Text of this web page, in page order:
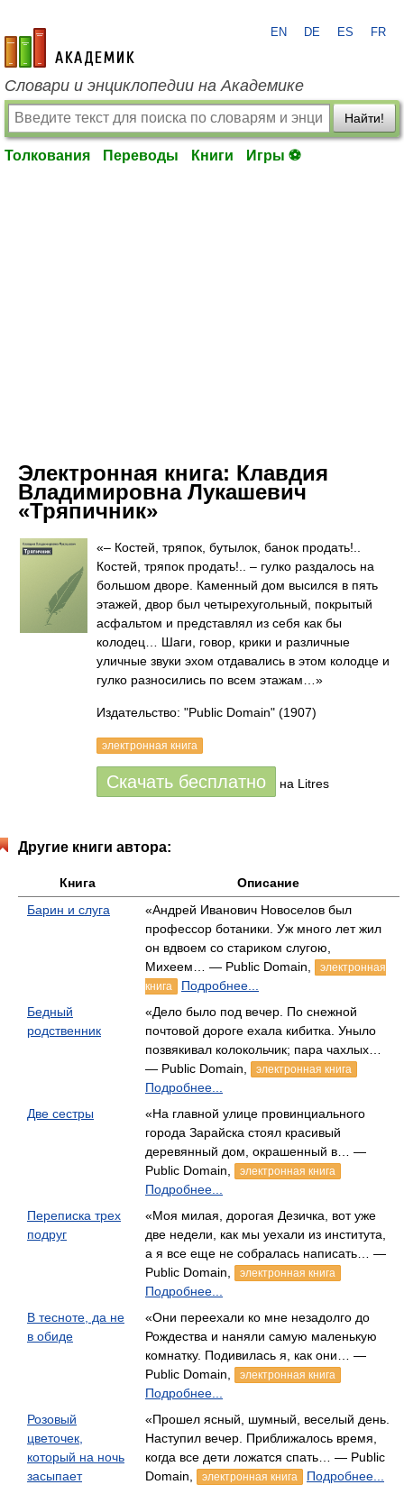
academic.ru
EN DE ES FR
Словари и энциклопедии на Академике
Найти!
Толкования Переводы Книги Игры ⚽
Электронная книга: Клавдия
Владимировна Лукашевич
«Тряпичник»
«– Костей, тряпок, бутылок, банок продать!..
Костей, тряпок продать!.. – гулко раздалось на
большом дворе. Каменный дом высился в пять
этажей, двор был четырехугольный, покрытый
асфальтом и представлял из себя как бы
колодец… Шаги, говор, крики и различные
уличные звуки эхом отдавались в этом колодце и
гулко разносились по всем этажам…»
Издательство: "Public Domain" (1907)
электронная книга
Скачать бесплатно на Litres
Другие книги автора:
Книга
Описание
Барин и слуга
«Андрей Иванович Новоселов был
профессор ботаники. Уж много лет жил
он вдвоем со стариком слугою,
Михеем… — Public Domain,
электронная
книга
Подробнее...
Бедный
родственник
«Дело было под вечер. По снежной
почтовой дороге ехала кибитка. Уныло
позвякивал колокольчик; пара чахлых…
— Public Domain,
электронная книга
Подробнее...
Две сестры
«На главной улице провинциального
города Зарайска стоял красивый
деревянный дом, окрашенный в… —
Public Domain,
электронная книга
Подробнее...
Переписка трех
подруг
«Моя милая, дорогая Дезичка, вот уже
две недели, как мы уехали из института,
а я все еще не собралась написать… —
Public Domain,
электронная книга
Подробнее...
В тесноте, да не
в обиде
«Они переехали ко мне незадолго до
Рождества и наняли самую маленькую
комнатку. Подивилась я, как они… —
Public Domain,
электронная книга
Подробнее...
Розовый
цветочек,
который на ночь
засыпает
«Прошел ясный, шумный, веселый день.
Наступил вечер. Приближалось время,
когда все дети ложатся спать… — Public
Domain,
электронная книга
Подробнее...